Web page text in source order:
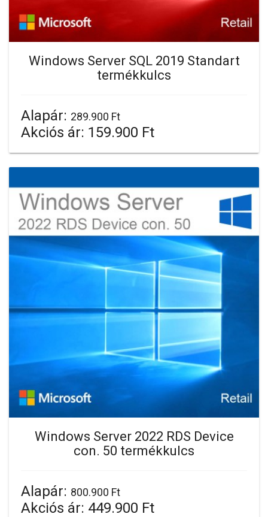
Windows Server SQL 2019 Standart
termékkulcs
Alapár: 289.900 Ft
Akciós ár: 159.900 Ft
Windows Server 2022 RDS Device
con. 50 termékkulcs
Alapár: 800.900 Ft
Akciós ár: 449.900 Ft